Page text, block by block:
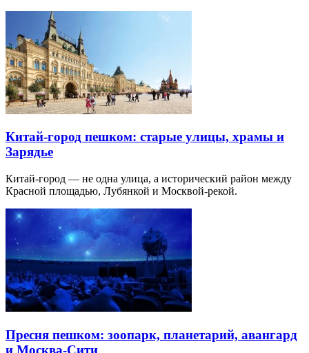
Китай-город пешком: старые улицы, храмы и
Зарядье
Китай-город — не одна улица, а исторический район между
Красной площадью, Лубянкой и Москвой-рекой.
Пресня пешком: зоопарк, планетарий, авангард
и Москва-Сити